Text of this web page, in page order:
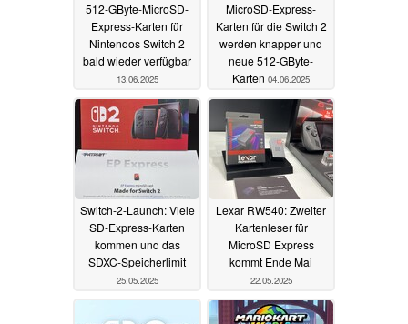
512-GByte-MicroSD-
Express-Karten für
Nintendos Switch 2
bald wieder verfügbar
13.06.2025
MicroSD-Express-
Karten für die Switch 2
werden knapper und
neue 512-GByte-
Karten 04.06.2025
Switch-2-Launch: Viele
SD-Express-Karten
kommen und das
SDXC-Speicherlimit
25.05.2025
Lexar RW540: Zweiter
Kartenleser für
MicroSD Express
kommt Ende Mai
22.05.2025